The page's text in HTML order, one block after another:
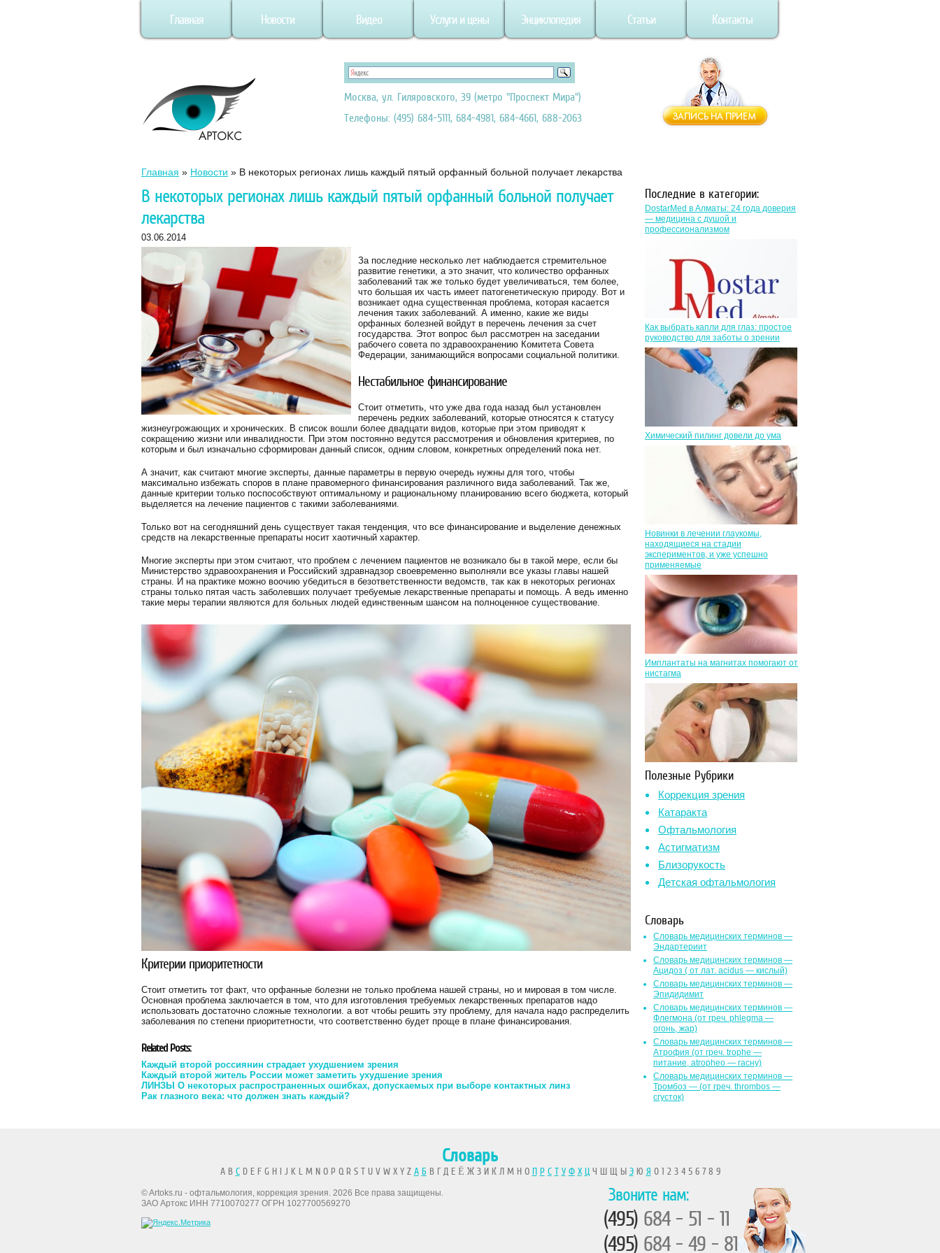
Главная Новости Видео Услуги и цены Энциклопедия Статьи Контакты
Москва, ул. Гиляровского, 39 (метро "Проспект Мира")
Телефоны: (495) 684-5111, 684-4981, 684-4661, 688-2063
Главная » Новости » В некоторых регионах лишь каждый пятый орфанный больной получает лекарства
В некоторых регионах лишь каждый пятый орфанный больной получает
лекарства
03.06.2014
За последние несколько лет наблюдается стремительное
развитие генетики, а это значит, что количество орфанных
заболеваний так же только будет увеличиваться, тем более,
что большая их часть имеет патогенетическую природу. Вот и
возникает одна существенная проблема, которая касается
лечения таких заболеваний. А именно, какие же виды
орфанных болезней войдут в перечень лечения за счет
государства. Этот вопрос был рассмотрен на заседании
рабочего совета по здравоохранению Комитета Совета
Федерации, занимающийся вопросами социальной политики.
Нестабильное финансирование
Стоит отметить, что уже два года назад был установлен
перечень редких заболеваний, которые относятся к статусу
жизнеугрожающих и хронических. В список вошли более двадцати видов, которые при этом приводят к
сокращению жизни или инвалидности. При этом постоянно ведутся рассмотрения и обновления критериев, по
которым и был изначально сформирован данный список, одним словом, конкретных определений пока нет.
А значит, как считают многие эксперты, данные параметры в первую очередь нужны для того, чтобы
максимально избежать споров в плане правомерного финансирования различного вида заболеваний. Так же,
данные критерии только поспособствуют оптимальному и рациональному планированию всего бюджета, который
выделяется на лечение пациентов с такими заболеваниями.
Только вот на сегодняшний день существует такая тенденция, что все финансирование и выделение денежных
средств на лекарственные препараты носит хаотичный характер.
Многие эксперты при этом считают, что проблем с лечением пациентов не возникало бы в такой мере, если бы
Министерство здравоохранения и Российский здравнадзор своевременно выполняли все указы главы нашей
страны. И на практике можно воочию убедиться в безответственности ведомств, так как в некоторых регионах
страны только пятая часть заболевших получает требуемые лекарственные препараты и помощь. А ведь именно
такие меры терапии являются для больных людей единственным шансом на полноценное существование.
Критерии приоритетности
Стоит отметить тот факт, что орфанные болезни не только проблема нашей страны, но и мировая в том числе.
Основная проблема заключается в том, что для изготовления требуемых лекарственных препаратов надо
использовать достаточно сложные технологии. а вот чтобы решить эту проблему, для начала надо распределить
заболевания по степени приоритетности, что соответственно будет проще в плане финансирования.
Related Posts:
Каждый второй россиянин страдает ухудшением зрения
Каждый второй житель России может заметить ухудшение зрения
ЛИНЗЫ О некоторых распространенных ошибках, допускаемых при выборе контактных линз
Рак глазного века: что должен знать каждый?
Последние в категории:
DostarMed в Алматы: 24 года доверия
— медицина с душой и
профессионализмом
Как выбрать капли для глаз: простое
руководство для заботы о зрении
Химический пилинг довели до ума
Новинки в лечении глаукомы,
находящиеся на стадии
экспериментов, и уже успешно
применяемые
Имплантаты на магнитах помогают от
нистагма
Полезные Рубрики
Коррекция зрения
Катаракта
Офтальмология
Астигматизм
Близорукость
Детская офтальмология
Словарь
Словарь медицинских терминов —
Эндартериит
Словарь медицинских терминов —
Ацидоз ( от лат. асidus — кислый)
Словарь медицинских терминов —
Эпидидимит
Словарь медицинских терминов —
Флегмона (от гpeч. phlegma —
огонь, жар)
Словарь медицинских терминов —
Атрофия (от греч. trophe —
питание, atropheo — гасну)
Словарь медицинских терминов —
Тромбоз — (от греч. thrombos —
сгусток)
Словарь
A B CD E F G H I J K L M N O P Q R S T U V W X Y Z А БВ Г Д Е Ё Ж З И К Л М Н О П Р С Т У Ф Х ЦЧ Ш Щ Ы ЭЮ Я 0 1 2 3 4 5 6 7 8 9
© Artoks.ru - офтальмология, коррекция зрения. 2026 Все права защищены.
ЗАО Артокс ИНН 7710070277 ОГРН 1027700569270
Звоните нам:
(495) 684 - 51 - 11
(495) 684 - 49 - 81